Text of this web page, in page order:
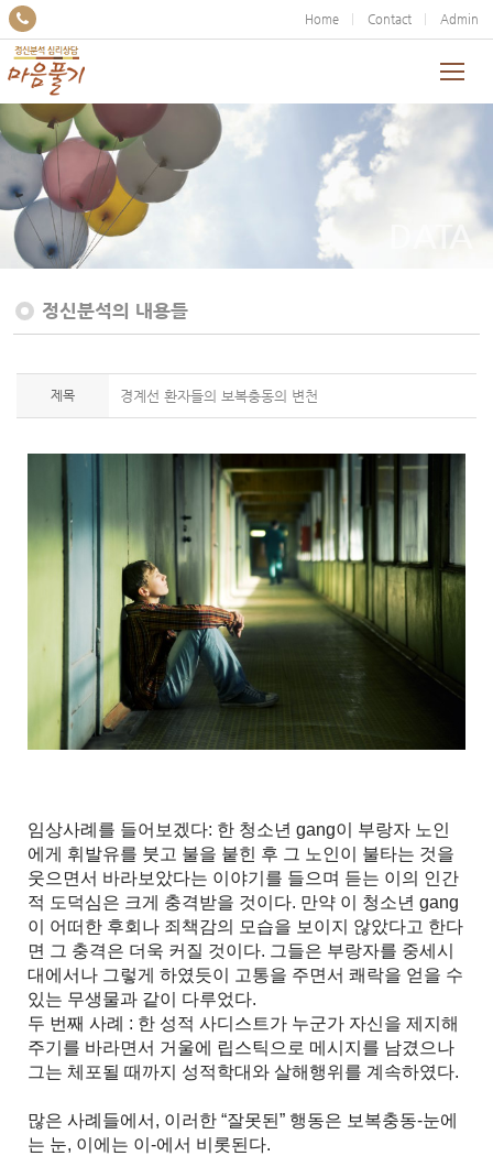
Home Contact Admin
정신분석의 내용들
제목 경계선 환자들의 보복충동의 변천
임상사례를 들어보겠다: 한 청소년 gang이 부랑자 노인
에게 휘발유를 붓고 불을 붙힌 후 그 노인이 불타는 것을
웃으면서 바라보았다는 이야기를 들으며 듣는 이의 인간
적 도덕심은 크게 충격받을 것이다. 만약 이 청소년 gang
이 어떠한 후회나 죄책감의 모습을 보이지 않았다고 한다
면 그 충격은 더욱 커질 것이다. 그들은 부랑자를 중세시
대에서나 그렇게 하였듯이 고통을 주면서 쾌락을 얻을 수
있는 무생물과 같이 다루었다.
두 번째 사례 : 한 성적 사디스트가 누군가 자신을 제지해
주기를 바라면서 거울에 립스틱으로 메시지를 남겼으나
그는 체포될 때까지 성적학대와 살해행위를 계속하였다.
많은 사례들에서, 이러한 “잘못된” 행동은 보복충동-눈에
는 눈, 이에는 이-에서 비롯된다.